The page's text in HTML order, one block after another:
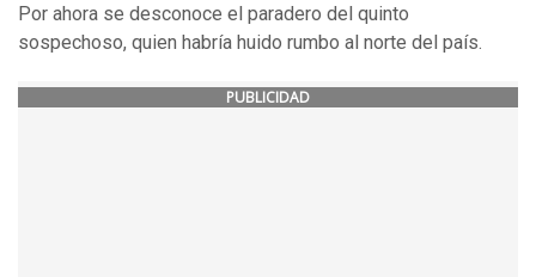
Por ahora se desconoce el paradero del quinto
sospechoso, quien habría huido rumbo al norte del país.
PUBLICIDAD